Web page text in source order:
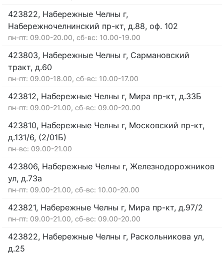
423822, Набережные Челны г,
Набережночелнинский пр-кт, д.88, оф. 102
пн-пт: 09.00-20.00, сб-вс: 10.00-19.00
423803, Набережные Челны г, Сармановский
тракт, д.60
пн-пт: 09.00-18.00, сб-вс: 10.00-17.00
423812, Набережные Челны г, Мира пр-кт, д.33Б
пн-пт: 09.00-21.00, сб-вс: 09.00-20.00
423810, Набережные Челны г, Московский пр-кт,
д.131/6, (2/01Б)
пн-вс: 09.00-21.00
423806, Набережные Челны г, Железнодорожников
ул, д.73а
пн-пт: 09.00-21.00, сб-вс: 10.00-20.00
423821, Набережные Челны г, Мира пр-кт, д.97/2
пн-пт: 09.00-21.00, сб-вс: 09.00-20.00
423822, Набережные Челны г, Раскольникова ул,
д.25